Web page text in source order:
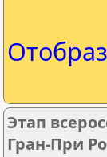
Этап
Гран-При